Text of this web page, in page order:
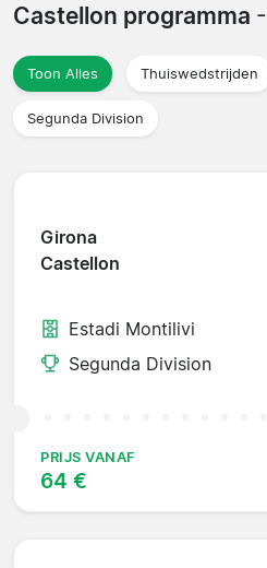
Castellon programma
Toon Alles Thuiswedstrijden
Segunda Division
Girona
Castellon
Estadi Montilivi
Segunda Division
PRIJS VANAF
64 €